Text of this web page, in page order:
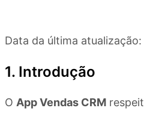
Data da última
1. Introdução
O App Vendas CRM